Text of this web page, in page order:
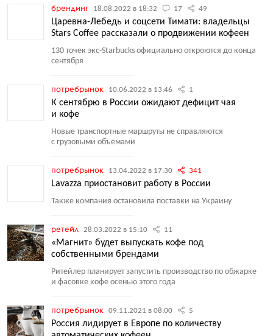
брендинг 18.08.2022 в 18:32 17 49
Царевна-Лебедь и соцсети Тимати: владельцы
Stars Coffee рассказали о продвижении кофеен
130 точек экс-Starbucks официально откроются до конца
сентября
потребрынок 10.06.2022 в 13:46 1
К сентябрю в России ожидают дефицит чая
и кофе
Новые транспортные маршруты не справляются
с грузовыми объёмами
потребрынок 13.04.2022 в 17:30 341
Lavazza приостановит работу в России
Также компания остановила поставки на Украину
ретейл 28.03.2022 в 15:10 11
«Магнит» будет выпускать кофе под
собственными брендами
Ритейлер планирует запустить производство по обжарке
и фасовке кофе осенью этого года
потребрынок 09.11.2021 в 08:00 5
Россия лидирует в Европе по количеству